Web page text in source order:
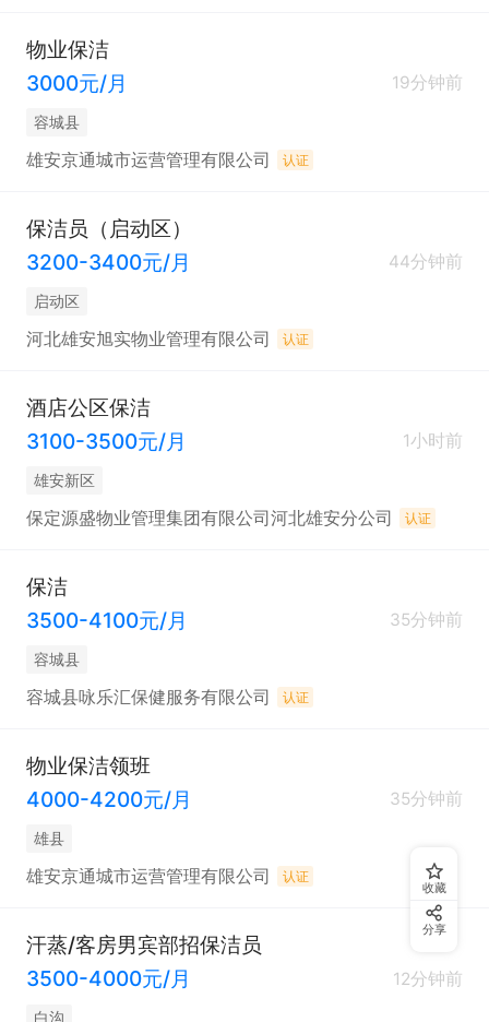
物业保洁
3000元/月
19分钟前
容城县
雄安京通城市运营管理有限公司 认证
保洁员（启动区）
3200-3400元/月
44分钟前
启动区
河北雄安旭实物业管理有限公司 认证
酒店公区保洁
3100-3500元/月
1小时前
雄安新区
保定源盛物业管理集团有限公司河北雄安分公司 认证
保洁
3500-4100元/月
35分钟前
容城县
容城县咏乐汇保健服务有限公司 认证
物业保洁领班
4000-4200元/月
35分钟前
雄县
雄安京通城市运营管理有限公司 认证
汗蒸/客房男宾部招保洁员
3500-4000元/月
12分钟前
白沟
收藏
分享